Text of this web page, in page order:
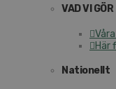
VAD VI GÖR
Här
Nationellt